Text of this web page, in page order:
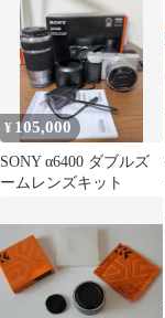
¥ 105,000
SONY α6400 ダブルズ
ームレンズキット